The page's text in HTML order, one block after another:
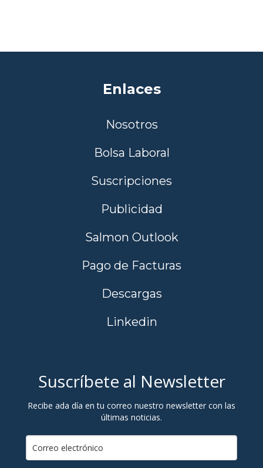
Enlaces
Nosotros
Bolsa Laboral
Suscripciones
Publicidad
Salmon Outlook
Pago de Facturas
Descargas
Linkedin
Suscríbete al Newsletter
Recibe ada día en tu correo nuestro newsletter con las
últimas noticias.